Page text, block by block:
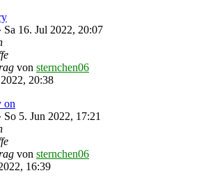
Sa 16. Jul 2022, 20:07
von sternchen06
20:38
on
So 5. Jun 2022, 17:21
von sternchen06
16:39